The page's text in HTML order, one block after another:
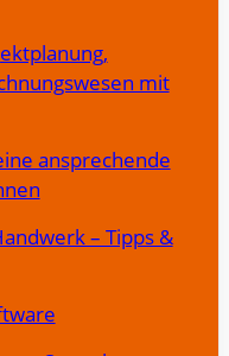
mit
ansprechende
– Tipps &